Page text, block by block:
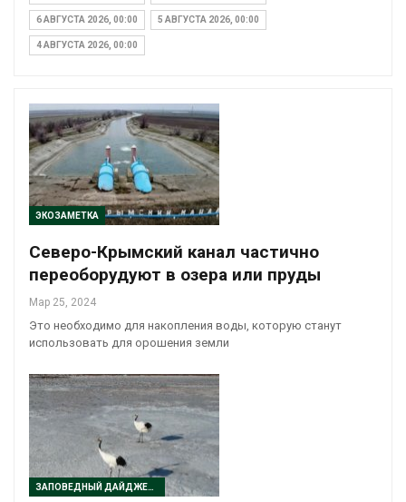
6 АВГУСТА 2026, 00:00 5 АВГУСТА 2026, 00:00
4 АВГУСТА 2026, 00:00
ЭКОЗАМЕТКА
Северо-Крымский канал частично
переоборудуют в озера или пруды
Мар 25, 2024
Это необходимо для накопления воды, которую станут
использовать для орошения земли
ЗАПОВЕДНЫЙ ДАЙДЖЕСТ